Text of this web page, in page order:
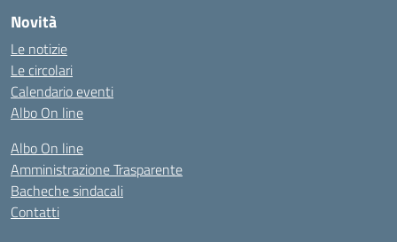
Novità
Le notizie
Le circolari
Calendario eventi
Albo On line
Albo On line
Amministrazione Trasparente
Bacheche sindacali
Contatti